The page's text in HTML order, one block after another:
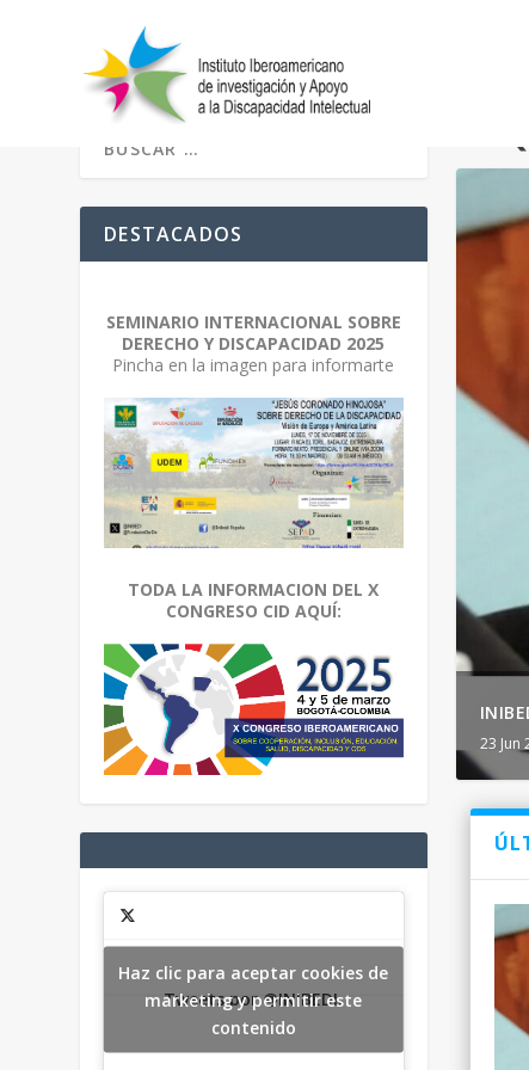
23 Jun
DESTACADOS
SEMINARIO INTERNACIONAL SOBRE
DERECHO Y DISCAPACIDAD 2025
Pincha en la imagen para informarte
TODA LA INFORMACION DEL X
CONGRESO CID AQUÍ:
Tweets por @INIBEDI.
Haz clic para aceptar cookies de
marketing y permitir este
contenido